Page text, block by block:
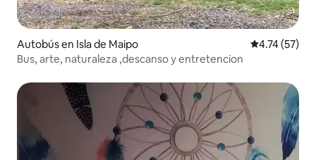
Autobús en Isla de Maipo Calificación
4.74 (57)
Bus, arte, naturaleza ,descanso y entretencion